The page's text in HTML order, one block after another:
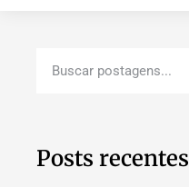
Posts recentes